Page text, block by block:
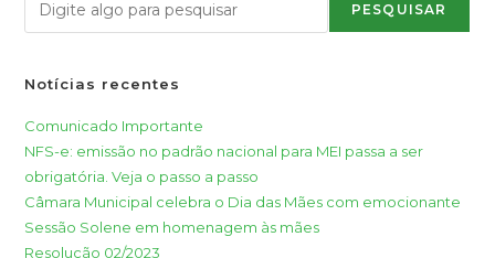
PESQUISAR
Notícias recentes
Comunicado Importante
NFS-e: emissão no padrão nacional para MEI passa a ser
obrigatória. Veja o passo a passo
Câmara Municipal celebra o Dia das Mães com emocionante
Sessão Solene em homenagem às mães
Resolução 02/2023